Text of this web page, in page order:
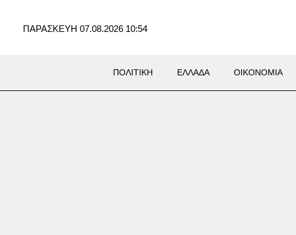
ΠΑΡΑΣΚΕΥΗ 07.08.2026 10:54
ΠΟΛΙΤΙΚΗ ΕΛΛΑΔΑ ΟΙΚΟΝΟΜΙΑ